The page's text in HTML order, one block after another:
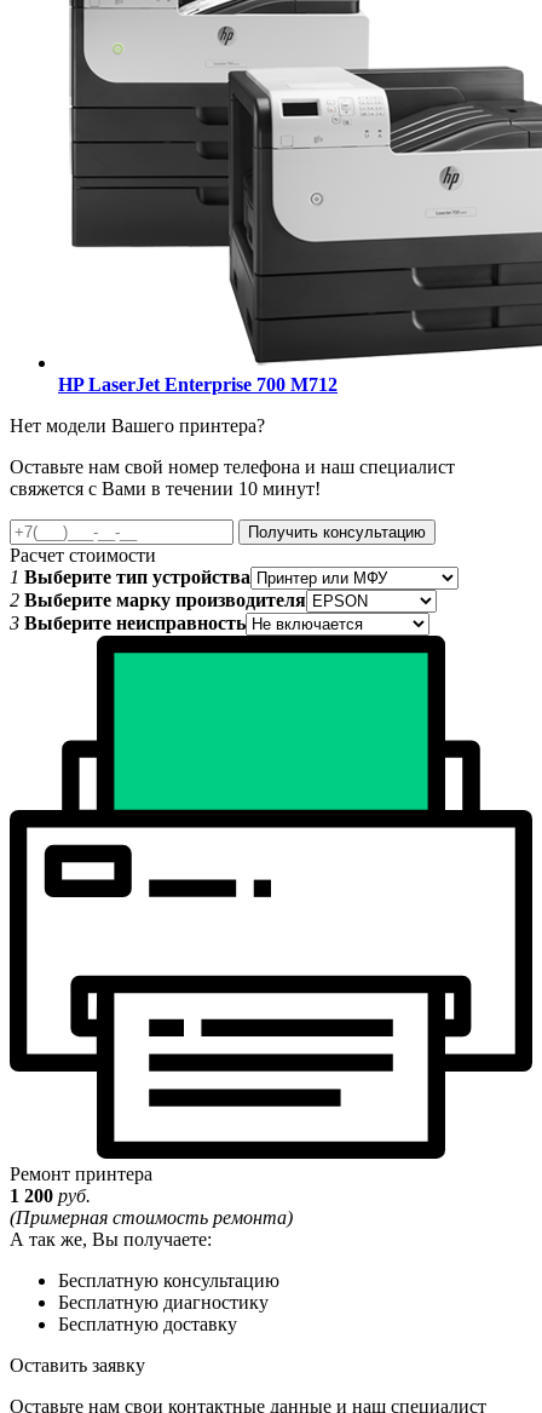
HP LaserJet Enterprise 700 M712
Нет модели Вашего принтера?
Оставьте нам свой номер телефона и наш специалист
свяжется с Вами в течении 10 минут!
Получить консультацию
Расчет стоимости
1 Выберите тип устройства
2 Выберите марку производителя
3 Выберите неисправность
Ремонт принтера
1 200 руб.
(Примерная стоимость ремонта)
А так же, Вы получаете:
Бесплатную консультацию
Бесплатную диагностику
Бесплатную доставку
Оставить заявку
Оставьте нам свои контактные данные и наш специалист